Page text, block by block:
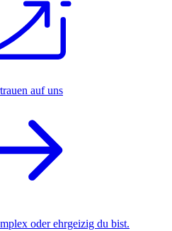
auf uns
oder ehrgeizig du bist.